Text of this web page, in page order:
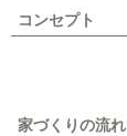
コンセプト
家づくりの流れ